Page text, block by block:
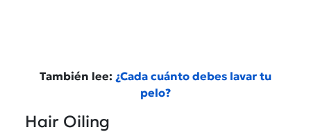
También lee: ¿Cada cuánto debes lavar tu
pelo?
Hair Oiling